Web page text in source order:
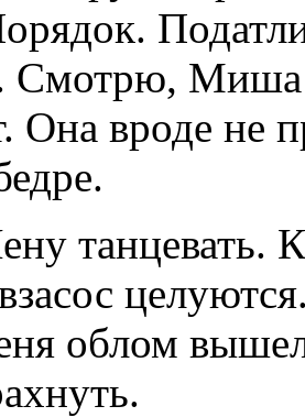
Смотрю,
Она вроде не
танцевать.
облом